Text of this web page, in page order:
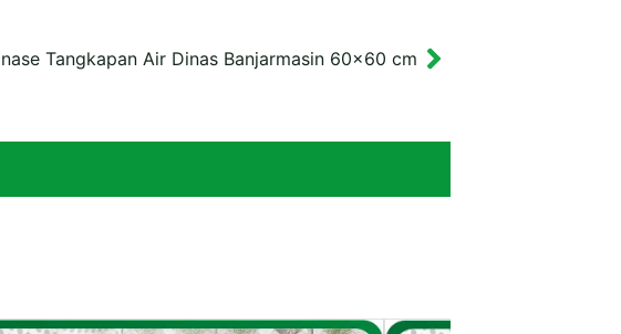
Tangkapan Air Dinas Banjarmasin 60×60 cm Next